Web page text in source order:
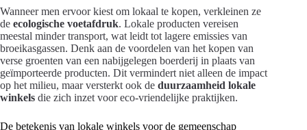
Wanneer men ervoor kiest om lokaal te kopen, verkleinen ze
de ecologische voetafdruk. Lokale producten vereisen
meestal minder transport, wat leidt tot lagere emissies van
broeikasgassen. Denk aan de voordelen van het kopen van
verse groenten van een nabijgelegen boerderij in plaats van
geïmporteerde producten. Dit vermindert niet alleen de impact
op het milieu, maar versterkt ook de duurzaamheid lokale
winkels die zich inzet voor eco-vriendelijke praktijken.
De betekenis van lokale winkels voor de gemeenschap